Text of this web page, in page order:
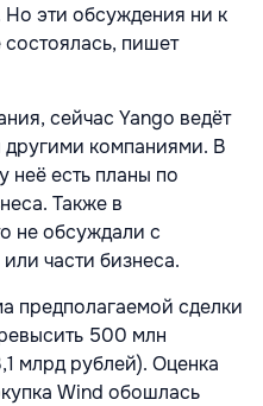
эти обсуждения ни к
пишет
сейчас Yango ведёт
другими компаниями. В
неё есть планы по
Также в
не обсуждали с
части бизнеса.
предполагаемой сделки
500 млн
млрд рублей). Оценка
Wind обошлась